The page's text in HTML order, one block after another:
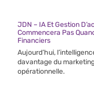
JDN – IA Et Gestion
Commencera Pas
Financiers
Aujourd’hui,
davantage du
opérationnelle.